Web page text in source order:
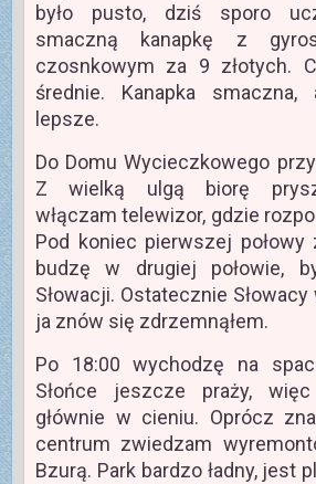
było pusto, dziś sporo
smaczną kanapkę z
czosnkowym za 9 złotych.
średnie. Kanapka
lepsze.
Do Domu Wycieczkowego
Z wielką ulgą biorę
włączam telewizor, gdzie
Pod koniec pierwszej połowy
budzę w drugiej połowie,
Słowacji. Ostatecznie
ja znów się zdrzemnąłem.
Po 18:00 wychodzę na
Słońce jeszcze praży,
głównie w cieniu. Oprócz
centrum zwiedzam
Bzurą. Park bardzo ładny, jest